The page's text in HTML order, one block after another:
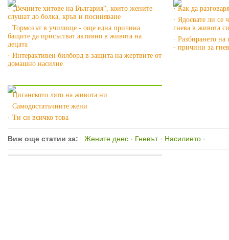
· „Вечните хитове на България“, които жените
слушат до болка, кръв и посиняване
· Тормозът в училище - още една причина
бащите да присъстват активно в живота на
децата
· Интерактивен билборд в защита на жертвите от
домашно насилие
· Как да
· Ядосвате ли се
гнева в живота си
· Разбирането на
- причини за
· Циганското лято на живота ни
· Самодостатъчните жени
· Ти си всичко това
Виж още статии за: Жените днес · Гневът· Насилието ·